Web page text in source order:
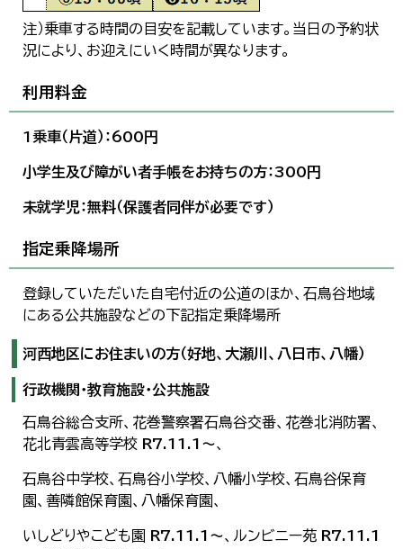
注）乗車する時間の目安を記載しています。当日の予約状
況により、お迎えにいく時間が異なります。
利用料金
1乗車（片道）：600円
小学生及び障がい者手帳をお持ちの方：300円
未就学児：無料（保護者同伴が必要です）
指定乗降場所
登録していただいた自宅付近の公道のほか、石鳥谷地域
にある公共施設などの下記指定乗降場所
河西地区にお住まいの方（好地、大瀬川、八日市、八幡）
行政機関・教育施設・公共施設
石鳥谷総合支所、花巻警察署石鳥谷交番、花巻北消防署、
花北青雲高等学校 R7.11.1～、
石鳥谷中学校、石鳥谷小学校、八幡小学校、石鳥谷保育
園、善隣館保育園、八幡保育園、
いしどりやこども園 R7.11.1～、ルンビニー苑 R7.11.1